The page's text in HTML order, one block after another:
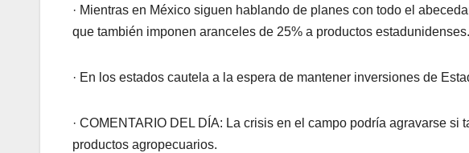
· Mientras en México siguen hablando de planes con todo el
que también imponen aranceles de 25% a productos estadunidenses.
· En los estados cautela a la espera de mantener inversiones de
· COMENTARIO DEL DÍA: La crisis en el campo podría agravarse
productos agropecuarios.